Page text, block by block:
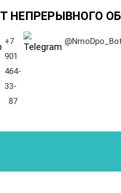
НЕПРЕРЫВНОГО
+7
901
464-
33-
87